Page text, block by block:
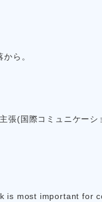
ら。
張(国際コミュニケーシ
is most important for